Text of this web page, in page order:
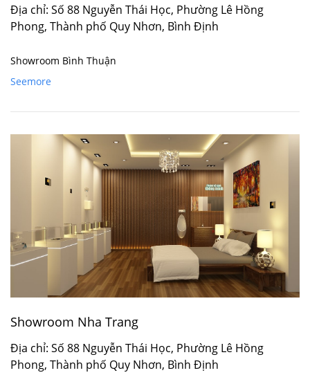
Địa chỉ: Số 88 Nguyễn Thái Học, Phường Lê Hồng
Phong, Thành phố Quy Nhơn, Bình Định
Showroom Bình Thuận
Seemore
Showroom Nha Trang
Địa chỉ: Số 88 Nguyễn Thái Học, Phường Lê Hồng
Phong, Thành phố Quy Nhơn, Bình Định